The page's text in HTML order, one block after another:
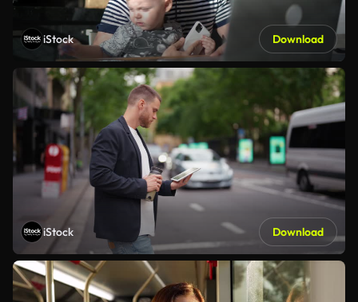
iStock Download
iStock Download